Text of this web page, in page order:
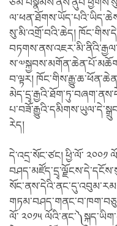
སུ་མི་འགྲོ་བའི་ཆེད།
བ་ལྟར།
རེད།
དེ་འདྲ་སོང་ཙང། ཕྱི་ལོ་ ༢༠༠༡
ལོ་ ༢༠༡༥